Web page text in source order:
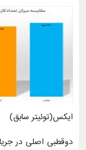
ایکس‌(توئیتر سابق)
دوقطبی اصلی در